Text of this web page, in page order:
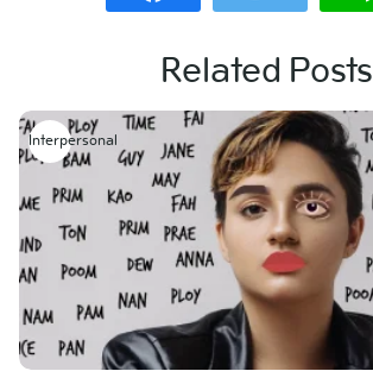
Related Posts
Interpersonal